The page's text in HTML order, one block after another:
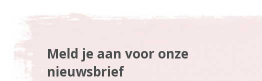
Meld je aan voor onze
nieuwsbrief